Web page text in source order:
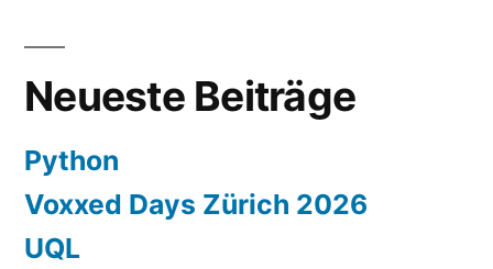
Neueste Beiträge
Python
Voxxed Days Zürich 2026
UQL